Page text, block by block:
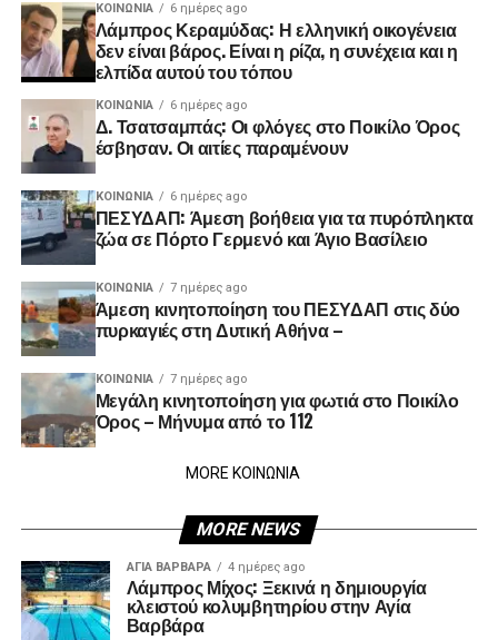
ΚΟΙΝΩΝΊΑ 6 ημέρες ago
Λάμπρος Κεραμύδας: Η ελληνική οικογένεια
δεν είναι βάρος. Είναι η ρίζα, η συνέχεια και η
ελπίδα αυτού του τόπου
ΚΟΙΝΩΝΊΑ 6 ημέρες ago
Δ. Τσατσαμπάς: Οι φλόγες στο Ποικίλο Όρος
έσβησαν. Οι αιτίες παραμένουν
ΚΟΙΝΩΝΊΑ 6 ημέρες ago
ΠΕΣΥΔΑΠ: Άμεση βοήθεια για τα πυρόπληκτα
ζώα σε Πόρτο Γερμενό και Άγιο Βασίλειο
ΚΟΙΝΩΝΊΑ 7 ημέρες ago
Άμεση κινητοποίηση του ΠΕΣΥΔΑΠ στις δύο
πυρκαγιές στη Δυτική Αθήνα –
ΚΟΙΝΩΝΊΑ 7 ημέρες ago
Μεγάλη κινητοποίηση για φωτιά στο Ποικίλο
Όρος – Μήνυμα από το 112
MORE ΚΟΙΝΩΝΙΑ
MORE NEWS
ΑΓΙΑ ΒΑΡΒΑΡΑ 4 ημέρες ago
Λάμπρος Μίχος: Ξεκινά η δημιουργία
κλειστού κολυμβητηρίου στην Αγία
Βαρβάρα